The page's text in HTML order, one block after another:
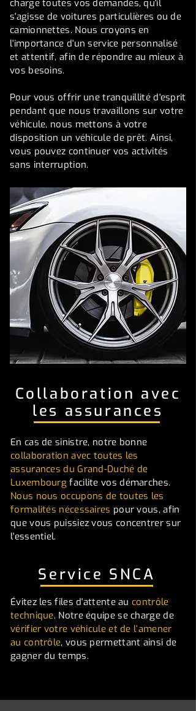
charge toutes vos demandes, qu'il
s'agisse de voitures particulières ou de
camionnettes. Nous croyons en
l'importance d'un service personnalisé
et attentif, afin de répondre au mieux à
vos besoins.
Pour vous offrir une tranquillité d'esprit
pendant que nous travaillons sur votre
véhicule, nous mettons à votre
disposition un véhicule de prêt. Ainsi,
vous pouvez continuer vos activités
sans interruption.
Collaboration avec
les assurances
En cas de sinistre, notre bonne
collaboration avec toutes les
assurances du Grand-Duché de
Luxembourg facilite vos démarches.
Nous nous occupons de toutes les
formalités nécessaires pour vous, afin
que vous puissiez vous concentrer sur
l'essentiel.
Service SNCA
Évitez les files d'attente aucontrôle
technique. Notre équipe se charge de
vérifier votre véhicule et de l’amener
au contrôle, vous permettant ainsi de
gagner du temps.